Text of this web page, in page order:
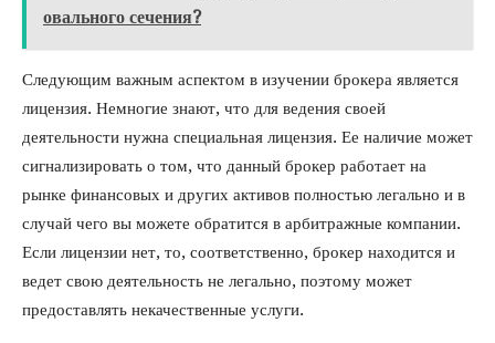
овального сечения?
Следующим важным аспектом в изучении брокера является
лицензия. Немногие знают, что для ведения своей
деятельности нужна специальная лицензия. Ее наличие может
сигнализировать о том, что данный брокер работает на
рынке финансовых и других активов полностью легально и в
случай чего вы можете обратится в арбитражные компании.
Если лицензии нет, то, соответственно, брокер находится и
ведет свою деятельность не легально, поэтому может
предоставлять некачественные услуги.